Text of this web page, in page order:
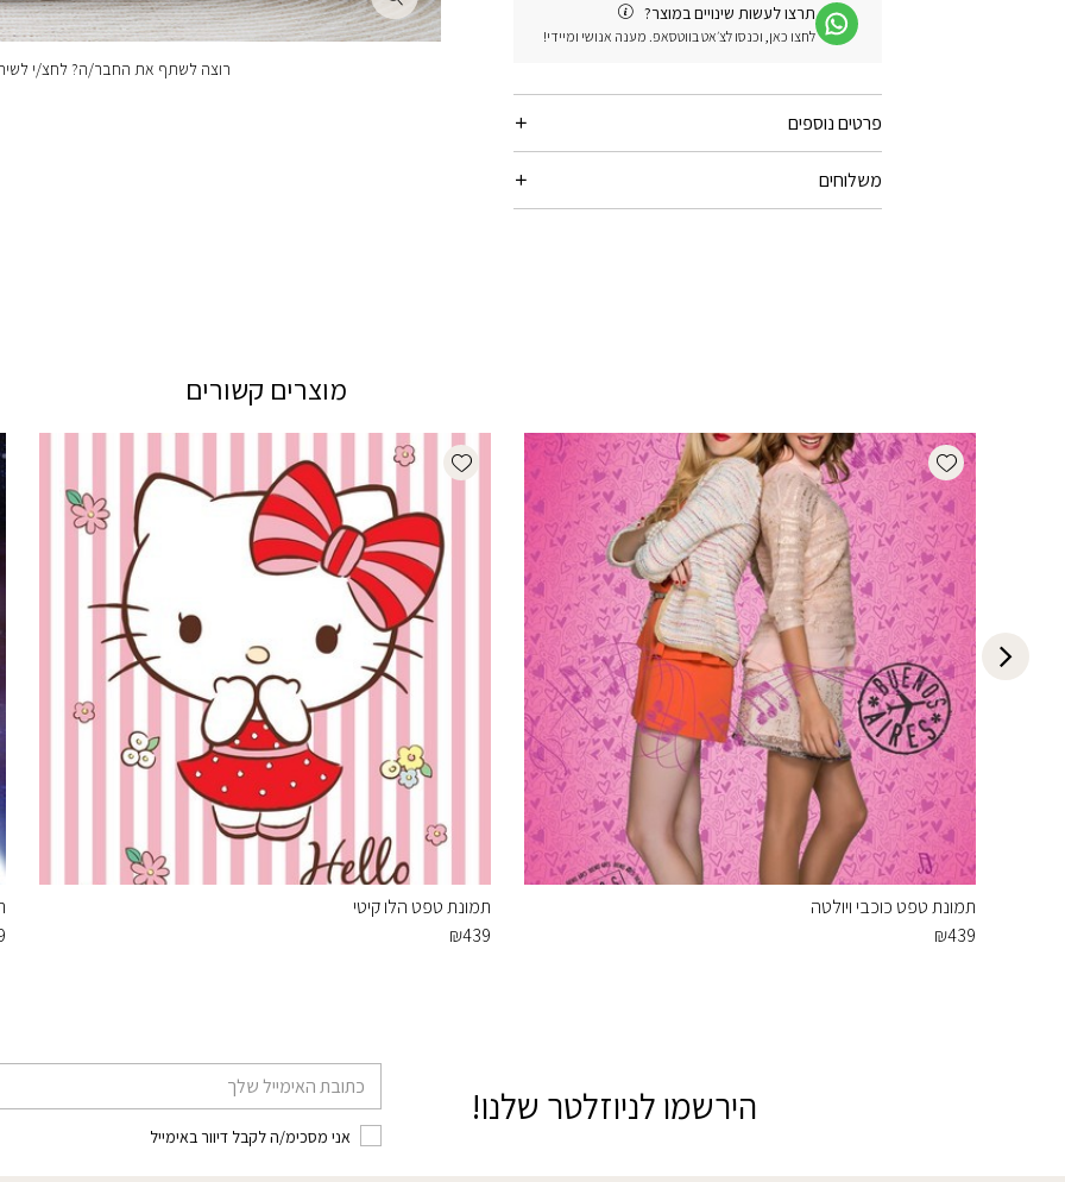
תרצו לעשות שינויים במוצר?
לחצו כאן, וכנסו לצ׳אט בווטסאפ. מענה אנושי ומיידי!
פרטים נוספים
משלוחים
רוצה לשתף את החבר/ה? לחצ/י
מוצרים קשורים
Add wishlist
תמונת טפט כוכבי ויולטה
₪439
Add wishlist
תמונת טפט הלו קיטי
₪439
הירשמו לניוזלטר שלנו!
אני מסכימ/ה לקבל דיוור באימייל